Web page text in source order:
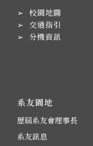
➢ 校園地圖
➢ 交通指引
➢ 分機資訊
系友園地
歷屆系友會理事長
系友訊息